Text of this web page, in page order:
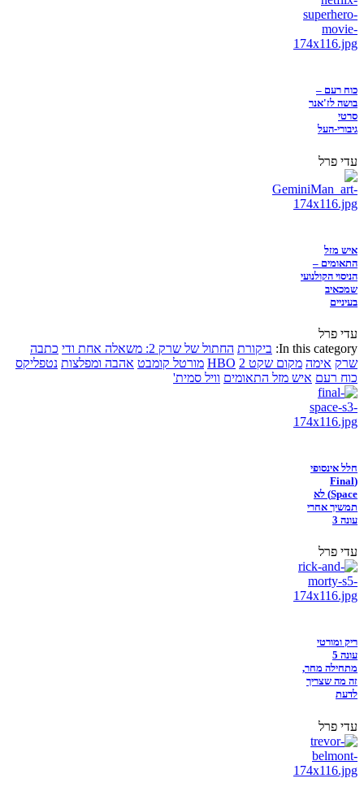
כוח רעם –
בושה לז'אנר
סרטי
גיבורי-העל
עדי פרל
איש מזל
התאומים –
הניסוי הקולנועי
שמכאיב
בעיניים
עדי פרל
In this category: ביקורת החתול של שרק 2: משאלה אחת ודי
כתבה
שרק אימה מקום שקט 2 HBO מורטל קומבט אהבה ומפלצות נטפליקס
כוח רעם איש מזל התאומים וויל סמית'
חלל אינסופי
(Final
Space) לא
תמשיך אחרי
עונה 3
עדי פרל
ריק ומורטי
עונה 5
מתחילה מחר,
זה מה שצריך
לדעת
עדי פרל